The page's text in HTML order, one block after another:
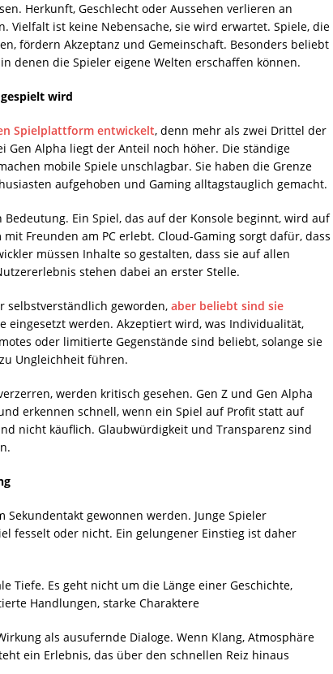
Herkunft, Geschlecht oder Aussehen verlieren an
Vielfalt ist keine Nebensache, sie wird erwartet. Spiele, die
fördern Akzeptanz und Gemeinschaft. Besonders beliebt
denen die Spieler eigene Welten erschaffen können.
wird
Spielplattform entwickelt, denn mehr als zwei Drittel der
Gen Alpha liegt der Anteil noch höher. Die ständige
mobile Spiele unschlagbar. Sie haben die Grenze
aufgehoben und Gaming alltagstauglich gemacht.
Ein Spiel, das auf der Konsole beginnt, wird auf
Freunden am PC erlebt. Cloud-Gaming sorgt dafür, dass
müssen Inhalte so gestalten, dass sie auf allen
stehen dabei an erster Stelle.
selbstverständlich geworden, aber beliebt sind sie
eingesetzt werden. Akzeptiert wird, was Individualität,
oder limitierte Gegenstände sind beliebt, solange sie
Ungleichheit führen.
werden kritisch gesehen. Gen Z und Gen Alpha
erkennen schnell, wenn ein Spiel auf Profit statt auf
nicht käuflich. Glaubwürdigkeit und Transparenz sind
gewonnen werden. Junge Spieler
fesselt oder nicht. Ein gelungener Einstieg ist daher
Tiefe. Es geht nicht um die Länge einer Geschichte,
Handlungen, starke Charaktere
als ausufernde Dialoge. Wenn Klang, Atmosphäre
ein Erlebnis, das über den schnellen Reiz hinaus